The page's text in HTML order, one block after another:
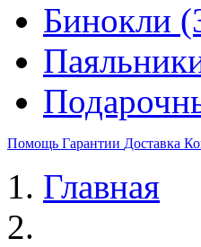
Бинокли
Помощь Гарантии Доставка
Главная